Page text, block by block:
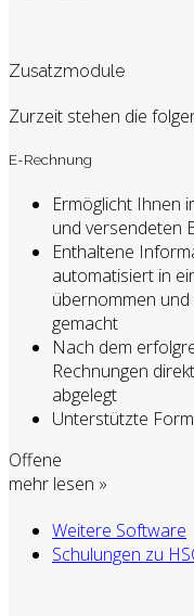
Zusatzmodule
Zurzeit stehen die
E-Rechnung
Ermöglicht Ihnen
und versendeten
Enthaltene
automatisiert in
übernommen
gemacht
Nach dem
Rechnungen
abgelegt
Unterstützte
Offene
mehr lesen »
Weitere Software
Schulungen zu